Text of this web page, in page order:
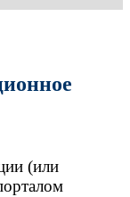
(или